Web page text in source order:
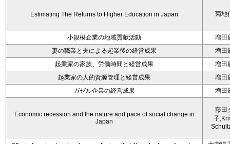
Estimating The Returns to Higher Education in Japan 菊地
小規模企業の地域貢献活動
増田
妻の職業と夫による起業後の経営成果
増田
起業家の家族、労働時間と経営成果
増田
起業家の人的資源管理と経営成果
増田
ガゼル企業の経営成果
増田
Economic recession and the nature and pace of social change in
Japan
藤田
子